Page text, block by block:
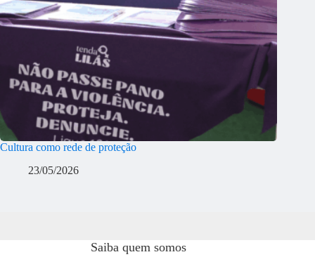
Cultura como rede de proteção
23/05/2026
Saiba quem somos